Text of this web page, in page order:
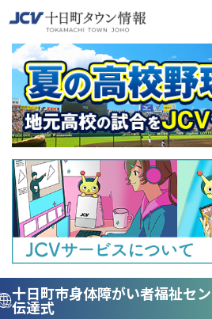
十日町市身体障がい者福祉セ
伝達式